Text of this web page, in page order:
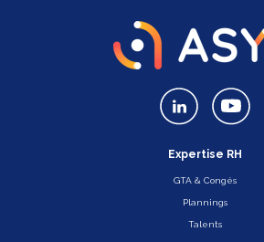
Expertise RH
GTA & Congés
Plannings
Talents